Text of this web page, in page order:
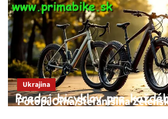
Ukrajina
Potopí Oľha Stefanišina